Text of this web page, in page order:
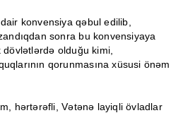
konvensiya qəbul edilib,
sonra bu konvensiyaya
olduğu kimi,
qorunmasına xüsusi önəm
hərtərəfli, Vətənə layiqli övladlar